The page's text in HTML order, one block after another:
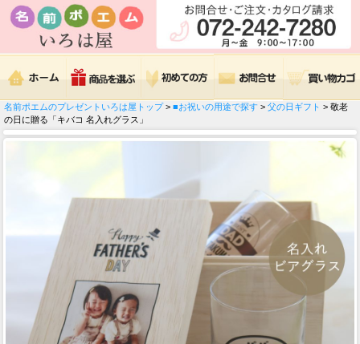
名前ポエムのプレゼントいろは屋トップ> ■お祝いの用途で探す > 父の日ギフト > 敬老
の日に贈る「キバコ 名入れグラス」